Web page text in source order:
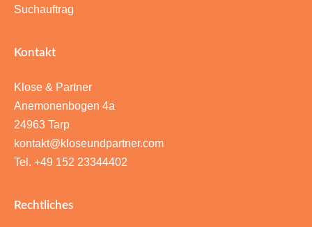
Suchauftrag
Kontakt
Klose & Partner
Anemonenbogen 4a
24963 Tarp
kontakt@kloseundpartner.com
Tel. +49 152 23344402
Rechtliches